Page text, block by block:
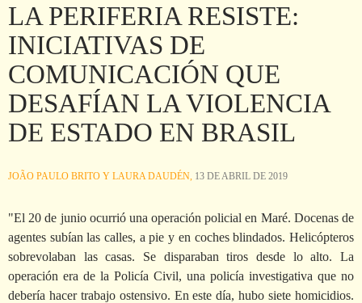
LA PERIFERIA RESISTE:
INICIATIVAS DE
COMUNICACIÓN QUE
DESAFÍAN LA VIOLENCIA
DE ESTADO EN BRASIL
JOÃO PAULO BRITO Y LAURA DAUDÉN, 13 DE ABRIL DE 2019
"El 20 de junio ocurrió una operación policial en Maré. Docenas de
agentes subían las calles, a pie y en coches blindados. Helicópteros
sobrevolaban las casas. Se disparaban tiros desde lo alto. La
operación era de la Policía Civil, una policía investigativa que no
debería hacer trabajo ostensivo. En este día, hubo siete homicidios.